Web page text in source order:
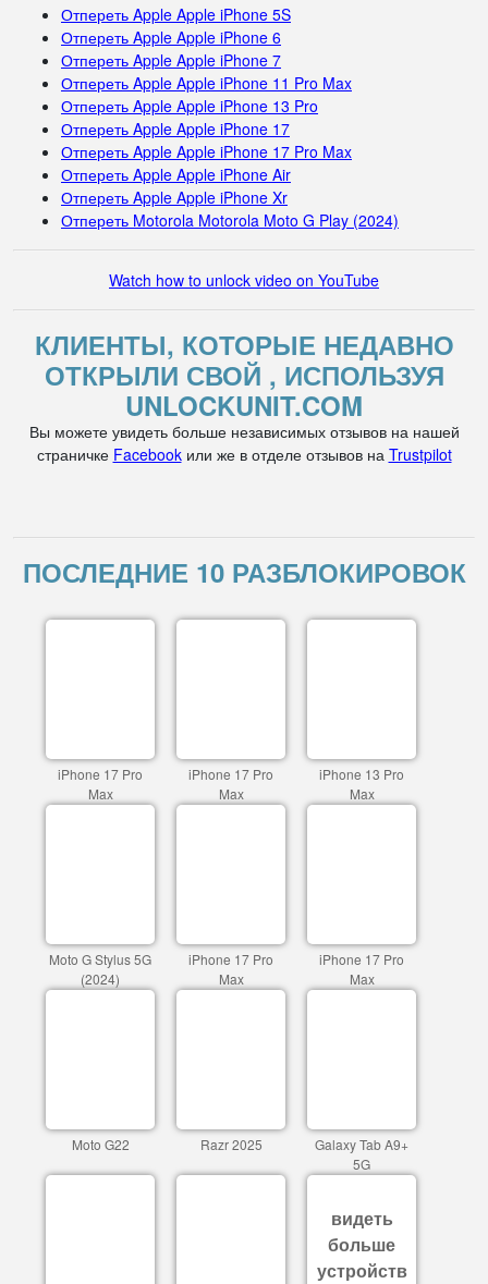
Отпереть Apple Apple iPhone 5S
Отпереть Apple Apple iPhone 6
Отпереть Apple Apple iPhone 7
Отпереть Apple Apple iPhone 11 Pro Max
Отпереть Apple Apple iPhone 13 Pro
Отпереть Apple Apple iPhone 17
Отпереть Apple Apple iPhone 17 Pro Max
Отпереть Apple Apple iPhone Air
Отпереть Apple Apple iPhone Xr
Отпереть Motorola Motorola Moto G Play (2024)
Watch how to unlock video on YouTube
КЛИЕНТЫ, КОТОРЫЕ НЕДАВНО
ОТКРЫЛИ СВОЙ , ИСПОЛЬЗУЯ
UNLOCKUNIT.COM
Вы можете увидеть больше независимых отзывов на нашей
страничке Facebookили же в отделе отзывов на Trustpilot
ПОСЛЕДНИЕ 10 РАЗБЛОКИРОВОК
iPhone 17 Pro
Max
iPhone 17 Pro
Max
iPhone 13 Pro
Max
Moto G Stylus 5G
(2024)
iPhone 17 Pro
Max
iPhone 17 Pro
Max
Moto G22 Razr 2025
Galaxy Tab A9+
5G
видеть
больше
устройств